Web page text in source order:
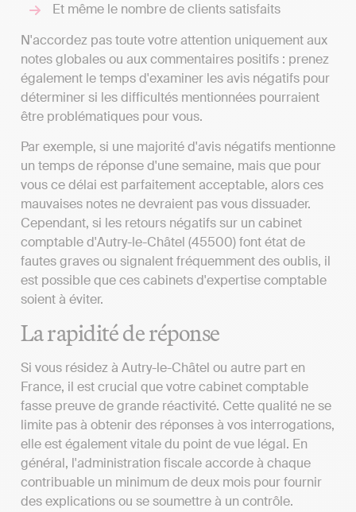
Et même le nombre de clients satisfaits
N'accordez pas toute votre attention uniquement aux
notes globales ou aux commentaires positifs : prenez
également le temps d'examiner les avis négatifs pour
déterminer si les difficultés mentionnées pourraient
être problématiques pour vous.
Par exemple, si une majorité d'avis négatifs mentionne
un temps de réponse d'une semaine, mais que pour
vous ce délai est parfaitement acceptable, alors ces
mauvaises notes ne devraient pas vous dissuader.
Cependant, si les retours négatifs sur un cabinet
comptable d'Autry-le-Châtel (45500) font état de
fautes graves ou signalent fréquemment des oublis, il
est possible que ces cabinets d'expertise comptable
soient à éviter.
La rapidité de réponse
Si vous résidez à Autry-le-Châtel ou autre part en
France, il est crucial que votre cabinet comptable
fasse preuve de grande réactivité. Cette qualité ne se
limite pas à obtenir des réponses à vos interrogations,
elle est également vitale du point de vue légal. En
général, l'administration fiscale accorde à chaque
contribuable un minimum de deux mois pour fournir
des explications ou se soumettre à un contrôle.